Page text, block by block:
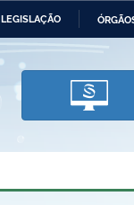
LEGISLAÇÃO
Ministério da
Ministério da
Tecnologia,
Comunicações